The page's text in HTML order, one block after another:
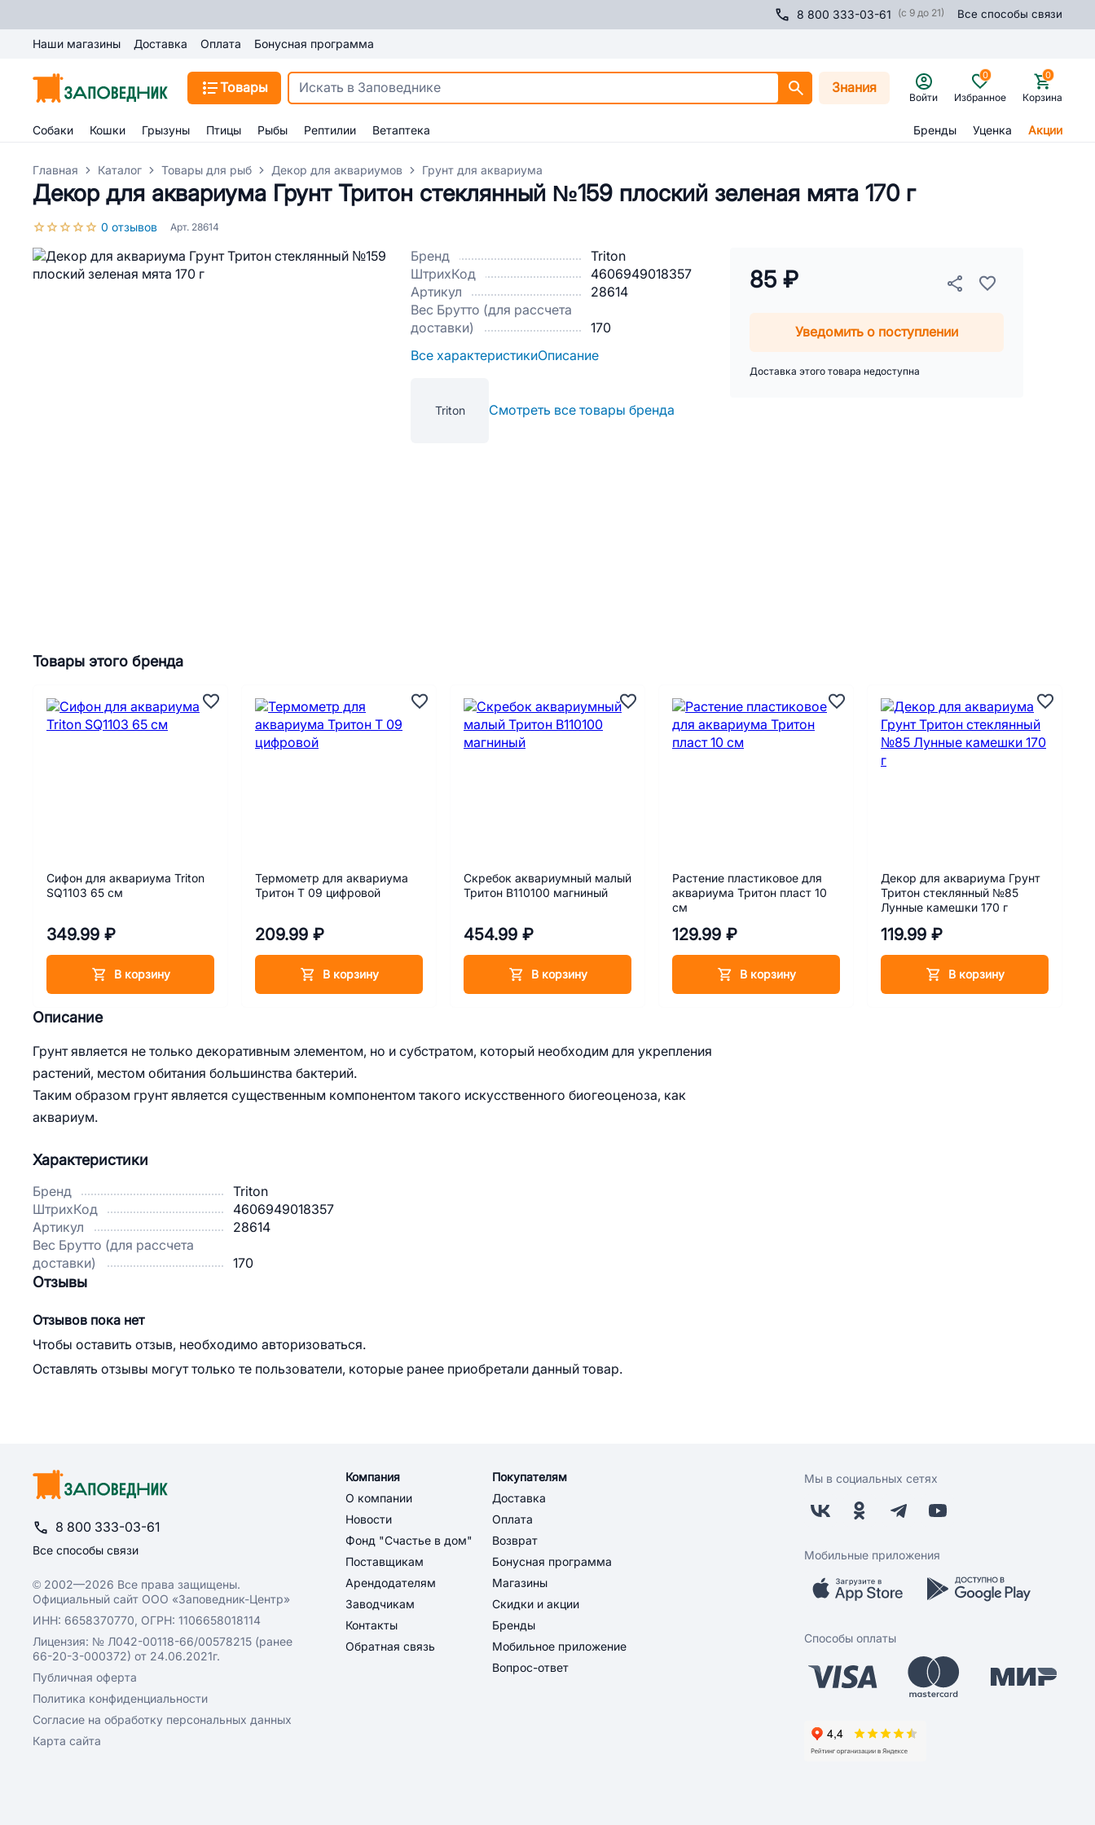
8 800 333-03-61 (с 9 до 21) Все способы связи
Наши магазины Доставка Оплата Бонусная программа
Товары Знания
Войти Избранное
0
Корзина
0
Собаки Кошки Грызуны Птицы Рыбы Рептилии Ветаптека Бренды Уценка Акции
Главная Каталог Товары для рыб Декор для аквариумов Грунт для аквариума
Декор для аквариума Грунт Тритон стеклянный №159 плоский зеленая мята 170 г
0 отзывов Арт. 28614
Бренд
Triton
ШтрихКод
4606949018357
Артикул
28614
Вес Брутто (для рассчета
доставки)
170
Все характеристикиОписание
Triton Смотреть все товары бренда
85 ₽
Уведомить о поступлении
Доставка этого товара недоступна
Описание
Грунт является не только декоративным элементом, но и субстратом, который необходим для укрепления
растений, местом обитания большинства бактерий.
Таким образом грунт является существенным компонентом такого искусственного биогеоценоза, как
аквариум.
Товары этого бренда
Сифон для аквариума Triton
SQ1103 65 см
349.99 ₽
В корзину
Термометр для аквариума
Тритон Т 09 цифровой
209.99 ₽
В корзину
Скребок аквариумный малый
Тритон В110100 магниный
454.99 ₽
В корзину
Растение пластиковое для
аквариума Тритон пласт 10
см
129.99 ₽
В корзину
Декор для аквариума Грунт
Тритон стеклянный №85
Лунные камешки 170 г
119.99 ₽
В корзину
Характеристики
Бренд
Triton
ШтрихКод
4606949018357
Артикул
28614
Вес Брутто (для рассчета
доставки)
170
Отзывы
Отзывов пока нет
Чтобы оставить отзыв, необходимо авторизоваться.
Оставлять отзывы могут только те пользователи, которые ранее приобретали данный товар.
8 800 333-03-61
Все способы связи
© 2002—2026 Все права защищены.
Официальный сайт ООО «Заповедник-Центр»
ИНН: 6658370770, ОГРН: 1106658018114
Лицензия: № Л042-00118-66/00578215 (ранее
66-20-3-000372) от 24.06.2021г.
Публичная оферта
Политика конфиденциальности
Согласие на обработку персональных данных
Карта сайта
Компания
О компании
Новости
Фонд "Счастье в дом"
Поставщикам
Арендодателям
Заводчикам
Контакты
Обратная связь
Покупателям
Доставка
Оплата
Возврат
Бонусная программа
Магазины
Скидки и акции
Бренды
Мобильное приложение
Вопрос-ответ
Мы в социальных сетях
Мобильные приложения
Способы оплаты